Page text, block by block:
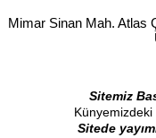
Mimar Sinan Mah. Atlas
Sitemiz
Künyemizdeki
Sitede